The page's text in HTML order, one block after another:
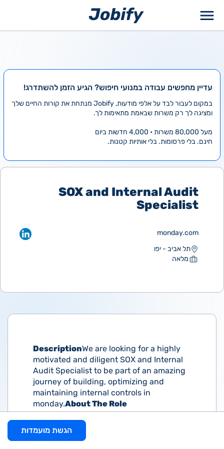
עדיין מחפשים עבודה במנועי חיפוש? הגיע הזמן להשתדרג!
במקום לעבור לבד על אלפי מודעות, Jobify מנתחת את קורות החיים שלך
ומציגה לך רק משרות שבאמת מתאימות לך.
מעל 80,000 משרות • 4,000 חדשות ביום
חינם. בלי פרסומות. בלי אותיות קטנות.
SOX and Internal Audit
Specialist
monday.com
תל אביב - יפו
מלאה
DescriptionWe are looking for a highly
motivated and diligent SOX and Internal
Audit Specialist to be part of an amazing
journey of building, optimizing and
maintaining internal controls in
monday.About The Role
Assistance in overall SOX project
management (follow-ups,הגשת מועמדות